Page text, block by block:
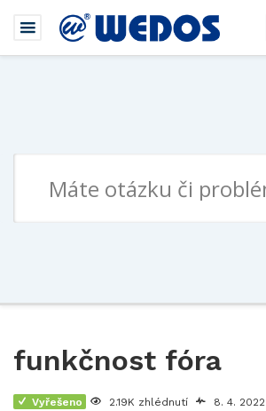
funkčnost fóra
Vyřešeno 2.19K zhlédnutí 8. 4. 2022